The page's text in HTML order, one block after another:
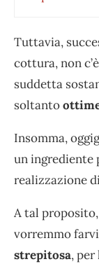
Tuttavia,
cottura, non
suddetta
soltanto
Insomma,
un ingrediente
realizzazione
A tal
vorremmo
strepitosa, per